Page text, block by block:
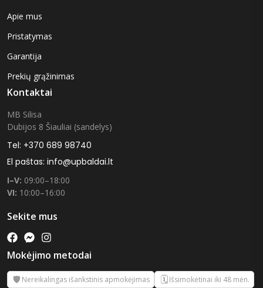
Apie mus
Pristatymas
Garantija
Prekių grąžinimas
Kontaktai
MB Silisa
Dubijos 8 Šiauliai (sandelys)
Tel: +370 689 98740
El paštas: info@upbaldai.lt
I–V: 09:00–18:00
VI: 10:00–16:00
Sekite mus
Mokėjimo metodai
🛡️ Nereikalingas išankstinis apmokėjimas 🗓️ Išsimokėtinai iki 48 mėn.